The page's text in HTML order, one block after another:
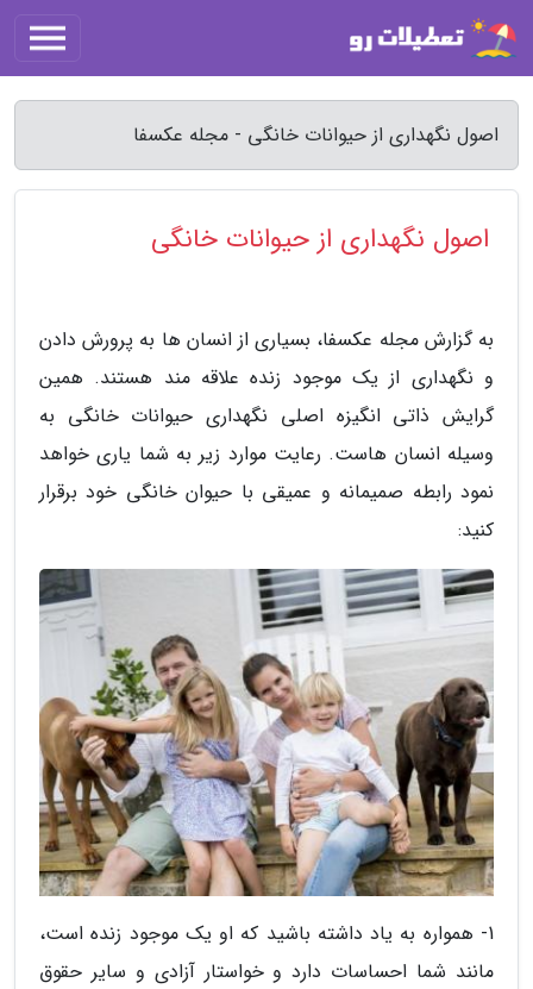
اصول نگهداری از حیوانات خانگی - مجله عکسفا
اصول نگهداری از حیوانات خانگی
به گزارش مجله عکسفا، بسیاری از انسان ها به پرورش دادن
و نگهداری از یک موجود زنده علاقه مند هستند. همین
گرایش ذاتی انگیزه اصلی نگهداری حیوانات خانگی به
وسیله انسان هاست. رعایت موارد زیر به شما یاری خواهد
نمود رابطه صمیمانه و عمیقی با حیوان خانگی خود برقرار
کنید:
1- همواره به یاد داشته باشید که او یک موجود زنده است،
مانند شما احساسات دارد و خواستار آزادی و سایر حقوق